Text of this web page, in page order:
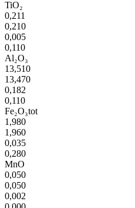
TiO₂
0,211
0,210
0,005
0,110
Al₂O₃
13,510
13,470
0,182
0,110
Fe₂O₃tot
1,980
1,960
0,035
0,280
MnO
0,050
0,050
0,002